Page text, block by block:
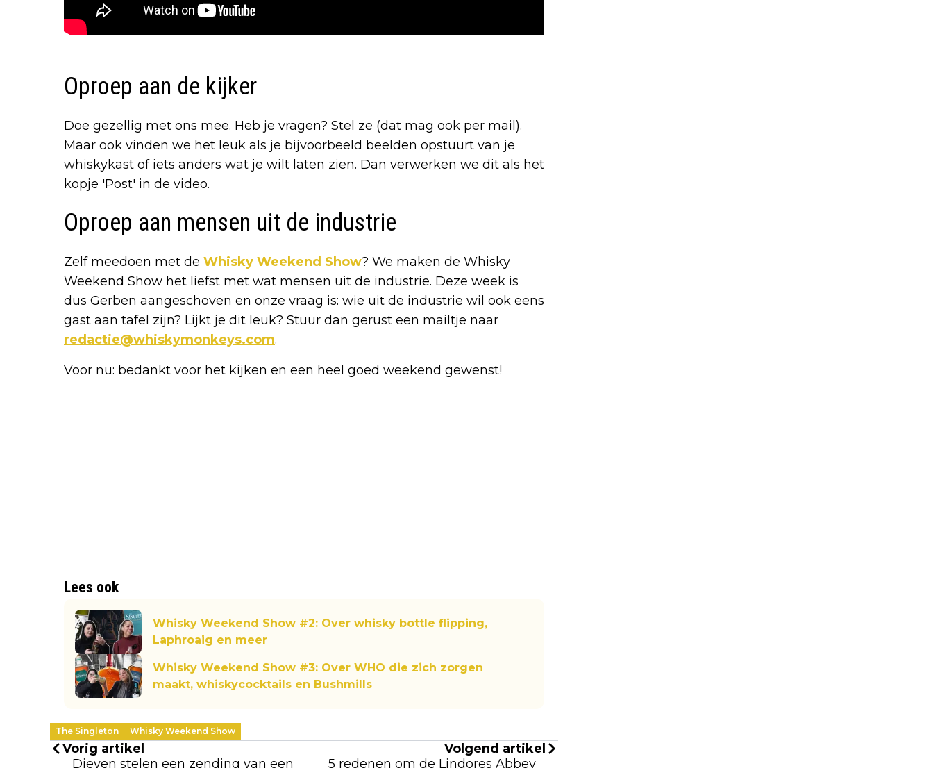
Oproep aan de kijker
Doe gezellig met ons mee. Heb je vragen? Stel ze (dat mag ook per mail).
Maar ook vinden we het leuk als je bijvoorbeeld beelden opstuurt van je
whiskykast of iets anders wat je wilt laten zien. Dan verwerken we dit als het
kopje 'Post' in de video.
Oproep aan mensen uit de industrie
Zelf meedoen met de Whisky Weekend Show? We maken de Whisky
Weekend Show het liefst met wat mensen uit de industrie. Deze week is
dus Gerben aangeschoven en onze vraag is: wie uit de industrie wil ook eens
gast aan tafel zijn? Lijkt je dit leuk? Stuur dan gerust een mailtje naar
redactie@whiskymonkeys.com.
Voor nu: bedankt voor het kijken en een heel goed weekend gewenst!
Lees ook
Whisky Weekend Show #2: Over whisky bottle flipping,
Laphroaig en meer
Whisky Weekend Show #3: Over WHO die zich zorgen
maakt, whiskycocktails en Bushmills
The Singleton Whisky Weekend Show
Vorig artikel
Dieven stelen een zending van een
Volgend artikel
5 redenen om de Lindores Abbey